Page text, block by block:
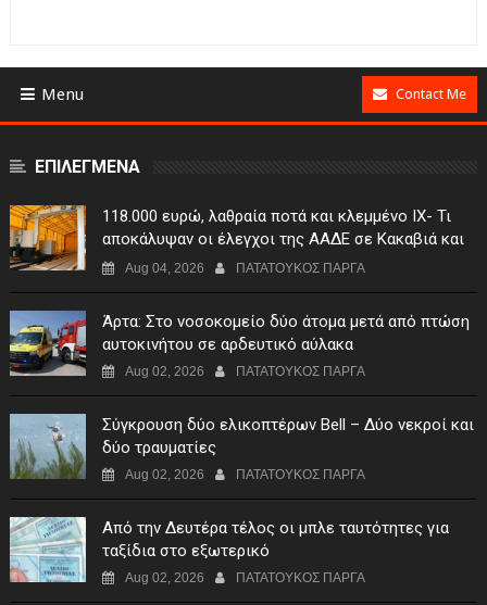
Menu Contact Me
ΕΠΙΛΕΓΜΕΝΑ
118.000 ευρώ, λαθραία ποτά και κλεμμένο ΙΧ- Τι
αποκάλυψαν οι έλεγχοι της ΑΑΔΕ σε Κακαβιά και
Μαυρομάτι
Aug 04, 2026 ΠΑΤΑΤΟΥΚΟΣ ΠΑΡΓΑ
Άρτα: Στο νοσοκομείο δύο άτομα μετά από πτώση
αυτοκινήτου σε αρδευτικό αύλακα
Aug 02, 2026 ΠΑΤΑΤΟΥΚΟΣ ΠΑΡΓΑ
Σύγκρουση δύο ελικοπτέρων Bell – Δύο νεκροί και
δύο τραυματίες
Aug 02, 2026 ΠΑΤΑΤΟΥΚΟΣ ΠΑΡΓΑ
Από την Δευτέρα τέλος οι μπλε ταυτότητες για
ταξίδια στο εξωτερικό
Aug 02, 2026 ΠΑΤΑΤΟΥΚΟΣ ΠΑΡΓΑ